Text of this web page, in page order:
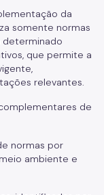
da
somente normas
determinado
que permite a
relevantes.
de
normas por
ambiente e